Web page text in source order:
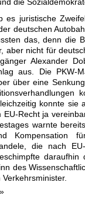
es juristische
deutschen
das, denn die
aber nicht für
Alexander
aus. Die
über eine
konnte sie
EU-Recht ja
warnte
Kompensation
die nach
des